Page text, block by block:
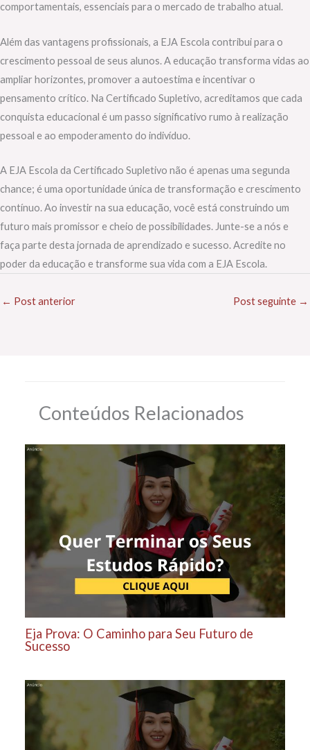
comportamentais, essenciais para o mercado de trabalho atual.
Além das vantagens profissionais, a EJA Escola contribui para o
crescimento pessoal de seus alunos. A educação transforma vidas ao
ampliar horizontes, promover a autoestima e incentivar o
pensamento crítico. Na Certificado Supletivo, acreditamos que cada
conquista educacional é um passo significativo rumo à realização
pessoal e ao empoderamento do indivíduo.
A EJA Escola da Certificado Supletivo não é apenas uma segunda
chance; é uma oportunidade única de transformação e crescimento
contínuo. Ao investir na sua educação, você está construindo um
futuro mais promissor e cheio de possibilidades. Junte-se a nós e
faça parte desta jornada de aprendizado e sucesso. Acredite no
poder da educação e transforme sua vida com a EJA Escola.
← Post anterior Post seguinte →
Conteúdos Relacionados
Eja Prova: O Caminho para Seu Futuro de
Sucesso